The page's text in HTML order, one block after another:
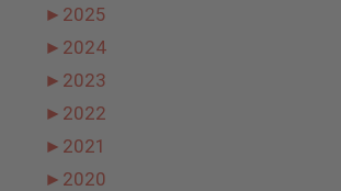
► 2025
► 2024
► 2023
► 2022
► 2021
► 2020